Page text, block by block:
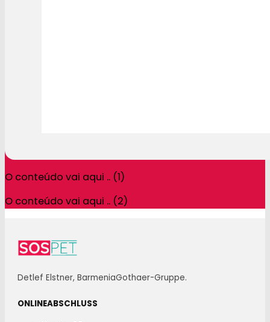
O conteúdo vai aqui .. (1)
O conteúdo vai aqui .. (2)
Detlef Elstner, BarmeniaGothaer-Gruppe.
ONLINEABSCHLUSS